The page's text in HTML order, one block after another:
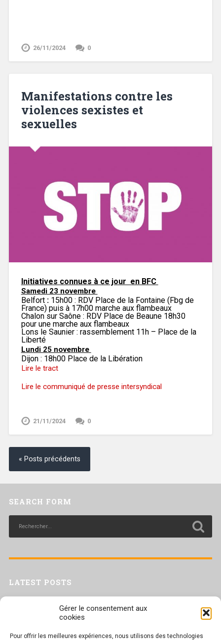
Gérer le consentement aux
cookies
Pour offrir les meilleures expériences, nous utilisons des technologies
26/11/2024 0
Manifestations contre les
violences sexistes et
sexuelles
Initiatives connues à ce jour en BFC
Samedi 23 novembre
Belfort : 15h00 : RDV Place de la Fontaine (Fbg de
France) puis à 17h00 marche aux flambeaux
Chalon sur Saône : RDV Place de Beaune 18h30
pour une marche aux flambeaux
Lons le Saunier : rassemblement 11h – Place de la
Liberté
Lundi 25 novembre
Dijon : 18h00 Place de la Libération
Lire le tract
Lire le communiqué de presse intersyndical
21/11/2024 0
« Posts précédents
SEARCH FORM
LATEST POSTS
Trac confédéral sur les situations de travail par forte chaleur